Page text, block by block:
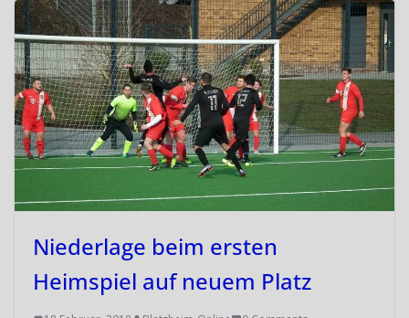
Niederlage beim ersten
Heimspiel auf neuem Platz